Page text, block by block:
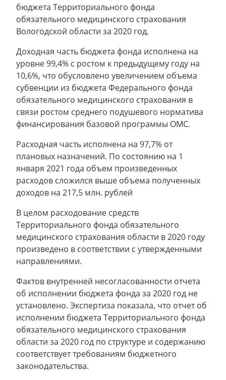
бюджета Территориального фонда
обязательного медицинского страхования
Вологодской области за 2020 год.
Доходная часть бюджета фонда исполнена на
уровне 99,4% с ростом к предыдущему году на
10,6%, что обусловлено увеличением объема
субвенции из бюджета Федерального фонда
обязательного медицинского страхования в
связи ростом среднего подушевого норматива
финансирования базовой программы ОМС.
Расходная часть исполнена на 97,7% от
плановых назначений. По состоянию на 1
января 2021 года объем произведенных
расходов сложился выше объема полученных
доходов на 217,5 млн. рублей
В целом расходование средств
Территориального фонда обязательного
медицинского страхования области в 2020 году
произведено в соответствии с утвержденными
направлениями.
Фактов внутренней несогласованности отчета
об исполнении бюджета фонда за 2020 год не
установлено. Экспертиза показала, что отчет об
исполнении бюджета Территориального фонда
обязательного медицинского страхования
области за 2020 год по структуре и содержанию
соответствует требованиям бюджетного
законодательства.